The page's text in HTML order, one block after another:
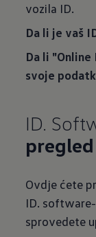
vozila ID.
Da li je vaš
Da li
svoje
ID.
pregled
Ovdje ćete
ID.
sprovedete